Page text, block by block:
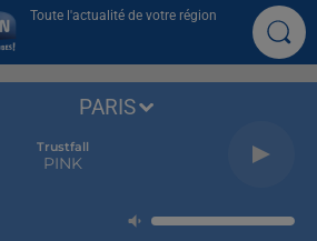
Toute l'actualité de votre région
Trustfall
PINK
PARIS